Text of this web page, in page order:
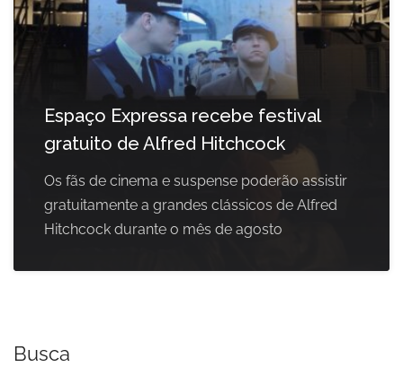
Espaço Expressa recebe festival
gratuito de Alfred Hitchcock
Os fãs de cinema e suspense poderão assistir
gratuitamente a grandes clássicos de Alfred
Hitchcock durante o mês de agosto
Busca